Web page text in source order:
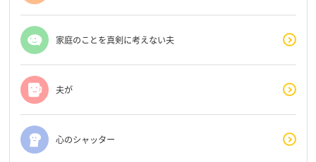
家庭のことを真剣に考えない夫
夫が
心のシャッター